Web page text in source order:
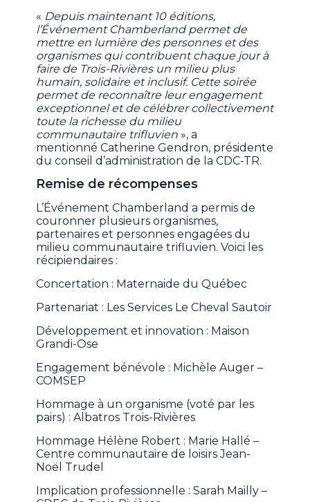
« Depuis maintenant 10 éditions,
l’Événement Chamberland permet de
mettre en lumière des personnes et des
organismes qui contribuent chaque jour à
faire de Trois-Rivières un milieu plus
humain, solidaire et inclusif. Cette soirée
permet de reconnaître leur engagement
exceptionnel et de célébrer collectivement
toute la richesse du milieu
communautaire trifluvien », a
mentionné Catherine Gendron, présidente
du conseil d’administration de la CDC-TR.
Remise de récompenses
L’Événement Chamberland a permis de
couronner plusieurs organismes,
partenaires et personnes engagées du
milieu communautaire trifluvien. Voici les
récipiendaires :
Concertation : Maternaide du Québec
Partenariat : Les Services Le Cheval Sautoir
Développement et innovation : Maison
Grandi-Ose
Engagement bénévole : Michèle Auger –
COMSEP
Hommage à un organisme (voté par les
pairs) : Albatros Trois-Rivières
Hommage Hélène Robert : Marie Hallé –
Centre communautaire de loisirs Jean-
Noël Trudel
Implication professionnelle : Sarah Mailly –